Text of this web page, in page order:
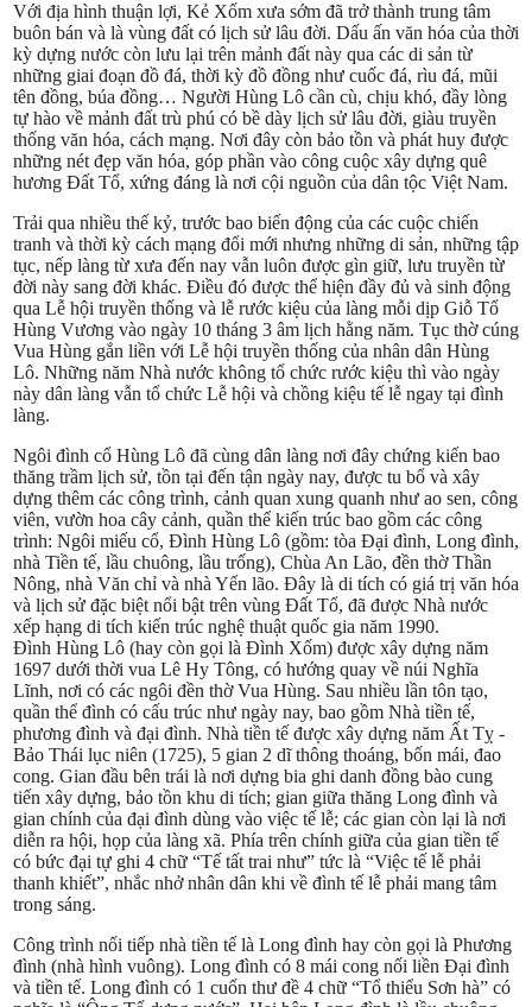
Với địa hình thuận lợi, Kẻ Xốm xưa sớm đã trở thành trung tâm
buôn bán và là vùng đất có lịch sử lâu đời. Dấu ấn văn hóa của thời
kỳ dựng nước còn lưu lại trên mảnh đất này qua các di sản từ
những giai đoạn đồ đá, thời kỳ đồ đồng như cuốc đá, rìu đá, mũi
tên đồng, búa đồng… Người Hùng Lô cần cù, chịu khó, đầy lòng
tự hào về mảnh đất trù phú có bề dày lịch sử lâu đời, giàu truyền
thống văn hóa, cách mạng. Nơi đây còn bảo tồn và phát huy được
những nét đẹp văn hóa, góp phần vào công cuộc xây dựng quê
hương Đất Tổ, xứng đáng là nơi cội nguồn của dân tộc Việt Nam.
Trải qua nhiều thế kỷ, trước bao biến động của các cuộc chiến
tranh và thời kỳ cách mạng đổi mới nhưng những di sản, những tập
tục, nếp làng từ xưa đến nay vẫn luôn được gìn giữ, lưu truyền từ
đời này sang đời khác. Điều đó được thể hiện đầy đủ và sinh động
qua Lễ hội truyền thống và lễ rước kiệu của làng mỗi dịp Giỗ Tổ
Hùng Vương vào ngày 10 tháng 3 âm lịch hằng năm. Tục thờ cúng
Vua Hùng gắn liền với Lễ hội truyền thống của nhân dân Hùng
Lô. Những năm Nhà nước không tổ chức rước kiệu thì vào ngày
này dân làng vẫn tổ chức Lễ hội và chồng kiệu tế lễ ngay tại đình
làng.
Ngôi đình cổ Hùng Lô đã cùng dân làng nơi đây chứng kiến bao
thăng trầm lịch sử, tồn tại đến tận ngày nay, được tu bổ và xây
dựng thêm các công trình, cảnh quan xung quanh như ao sen, công
viên, vườn hoa cây cảnh, quần thể kiến trúc bao gồm các công
trình: Ngôi miếu cổ, Đình Hùng Lô (gồm: tòa Đại đình, Long đình,
nhà Tiền tế, lầu chuông, lầu trống), Chùa An Lão, đền thờ Thần
Nông, nhà Văn chỉ và nhà Yến lão. Đây là di tích có giá trị văn hóa
và lịch sử đặc biệt nổi bật trên vùng Đất Tổ, đã được Nhà nước
xếp hạng di tích kiến trúc nghệ thuật quốc gia năm 1990.
Đình Hùng Lô (hay còn gọi là Đình Xốm) được xây dựng năm
1697 dưới thời vua Lê Hy Tông, có hướng quay về núi Nghĩa
Lĩnh, nơi có các ngôi đền thờ Vua Hùng. Sau nhiều lần tôn tạo,
quần thể đình có cấu trúc như ngày nay, bao gồm Nhà tiền tế,
phương đình và đại đình. Nhà tiền tế được xây dựng năm Ất Tỵ -
Bảo Thái lục niên (1725), 5 gian 2 dĩ thông thoáng, bốn mái, đao
cong. Gian đầu bên trái là nơi dựng bia ghi danh đồng bào cung
tiến xây dựng, bảo tồn khu di tích; gian giữa thăng Long đình và
gian chính của đại đình dùng vào việc tế lễ; các gian còn lại là nơi
diễn ra hội, họp của làng xã. Phía trên chính giữa của gian tiền tế
có bức đại tự ghi 4 chữ “Tế tất trai như” tức là “Việc tế lễ phải
thanh khiết”, nhắc nhở nhân dân khi về đình tế lễ phải mang tâm
trong sáng.
Công trình nối tiếp nhà tiền tế là Long đình hay còn gọi là Phương
đình (nhà hình vuông). Long đình có 8 mái cong nối liền Đại đình
và tiền tế. Long đình có 1 cuốn thư đề 4 chữ “Tổ thiểu Sơn hà” có